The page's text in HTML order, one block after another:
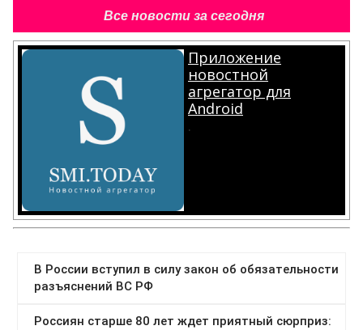
Все новости за сегодня
Приложение
новостной
агрегатор для
Android
.